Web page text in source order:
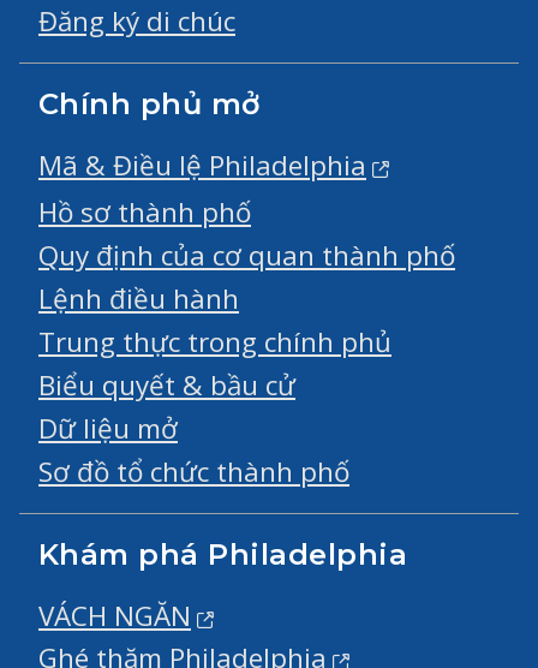
Đăng ký di chúc
Chính phủ mở
Mã & Điều lệ Philadelphia
Hồ sơ thành phố
Quy định của cơ quan thành phố
Lệnh điều hành
Trung thực trong chính phủ
Biểu quyết & bầu cử
Dữ liệu mở
Sơ đồ tổ chức thành phố
Khám phá Philadelphia
VÁCH NGĂN
Ghé thăm Philadelphia